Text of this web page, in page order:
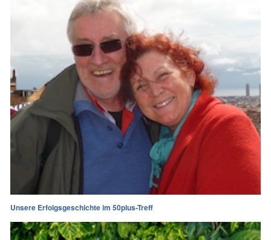
Unsere Erfolgsgeschichte im 50plus-Treff